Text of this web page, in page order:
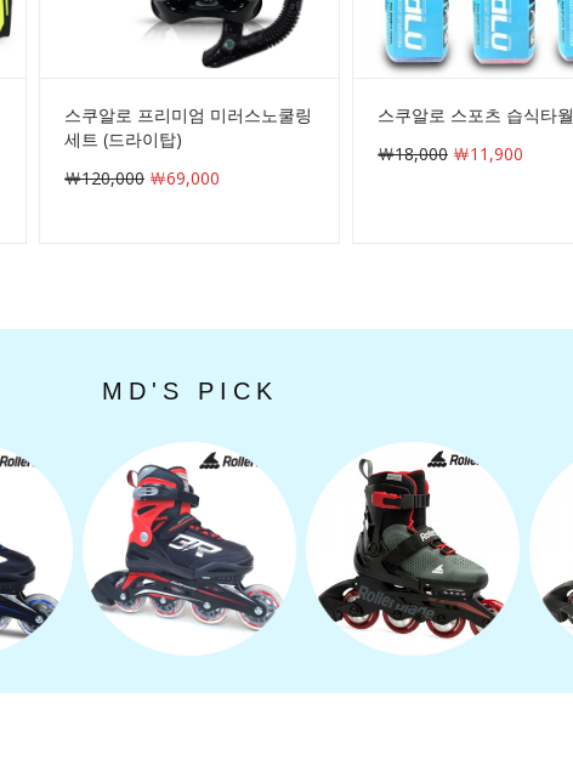
스쿠알로 프리미엄 미러스노쿨링
세트 (드라이탑)
￦120,000 ￦69,000
스쿠알로 스포츠 습식타월
￦18,000 ￦11,900
MD'S PICK